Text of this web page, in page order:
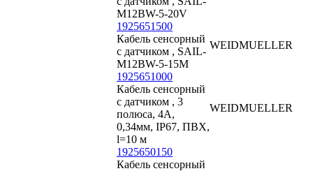
M12BW-5-20V
1925651500
Кабель сенсорный
с датчиком , SAIL-
M12BW-5-15M
WEIDMUELLER
1925651000
Кабель сенсорный
с датчиком , 3
полюса, 4А,
0,34мм, IP67, ПВХ,
l=10 м
WEIDMUELLER
1925650150
Кабель сенсорный